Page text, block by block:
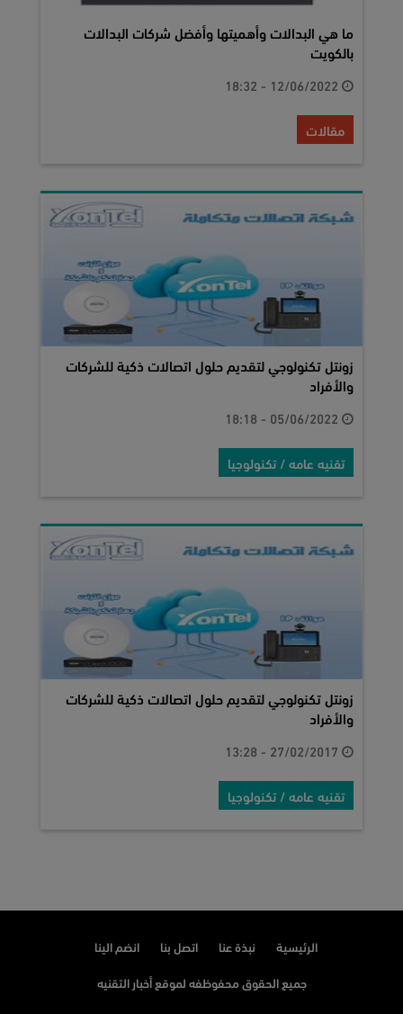
ما هي البدالات وأهميتها وأفضل شركات البدالات
بالكويت
مقالات
زونتل تكنولوجي لتقديم حلول اتصالات ذكية للشركات
والأفراد
تقنيه عامه / تكنولوجيا
زونتل تكنولوجي لتقديم حلول اتصالات ذكية للشركات
والأفراد
تقنيه عامه / تكنولوجيا
الرئيسية نبذة عنا اتصل بنا
انضم الينا
جميع الحقوق محفوظفه لموقع أخبار التقنيه